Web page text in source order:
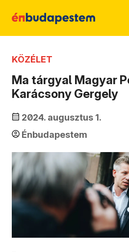
KÖZÉLET
Ma tárgyal Magyar
Karácsony Gergely
2024. augusztus 1.
Énbudapestem